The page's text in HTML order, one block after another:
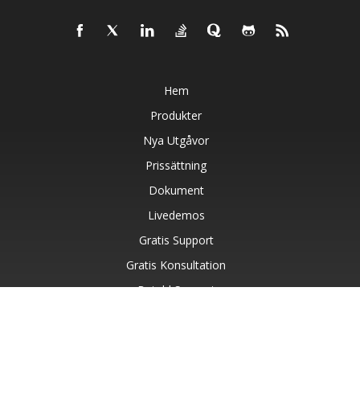
Hem
Produkter
Nya Utgåvor
Prissättning
Dokument
Livedemos
Gratis Support
Gratis Konsultation
Betald Support